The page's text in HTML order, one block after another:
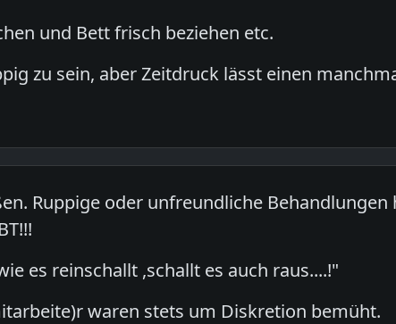
und Bett frisch beziehen etc.
zu sein, aber Zeitdruck lässt einen
Ruppige oder unfreundliche Behandlungen
es reinschallt ,schallt es auch raus....!"
waren stets um Diskretion bemüht.